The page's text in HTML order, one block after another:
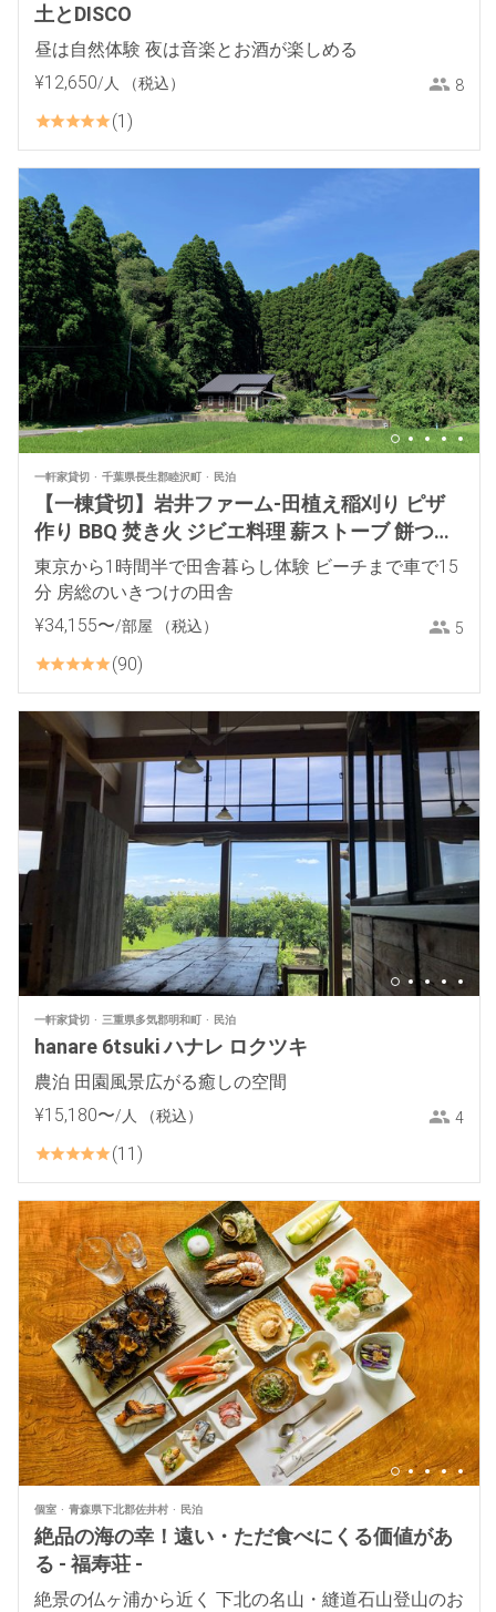
土とDISCO
昼は自然体験 夜は音楽とお酒が楽しめる
¥12,650/人 （税込） 8
1
一軒家貸切 千葉県長生郡睦沢町 民泊
【一棟貸切】岩井ファーム-田植え稲刈り ピザ
作り BBQ 焚き火 ジビエ料理 薪ストーブ 餅つき
里山体験
東京から1時間半で田舎暮らし体験 ビーチまで車で15
分 房総のいきつけの田舎
¥34,155〜/部屋 （税込） 5
90
一軒家貸切 三重県多気郡明和町 民泊
hanare 6tsuki ハナレ ロクツキ
農泊 田園風景広がる癒しの空間
¥15,180〜/人 （税込） 4
11
個室 青森県下北郡佐井村 民泊
絶品の海の幸！遠い・ただ食べにくる価値があ
る - 福寿荘 -
絶景の仏ヶ浦から近く 下北の名山・縫道石山登山のお